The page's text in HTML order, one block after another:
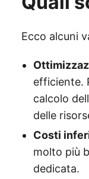
Ecco alcuni
efficiente.
calcolo
delle
Costi
molto più
dedicata.